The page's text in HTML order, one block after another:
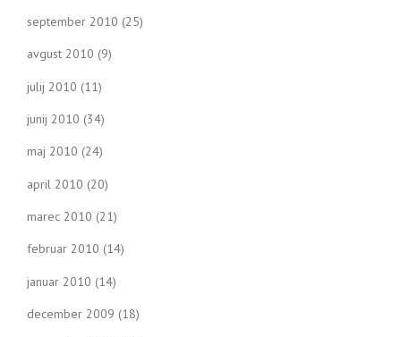
september 2010 (25)
avgust 2010 (9)
julij 2010 (11)
junij 2010 (34)
maj 2010 (24)
april 2010 (20)
marec 2010 (21)
februar 2010 (14)
januar 2010 (14)
december 2009 (18)